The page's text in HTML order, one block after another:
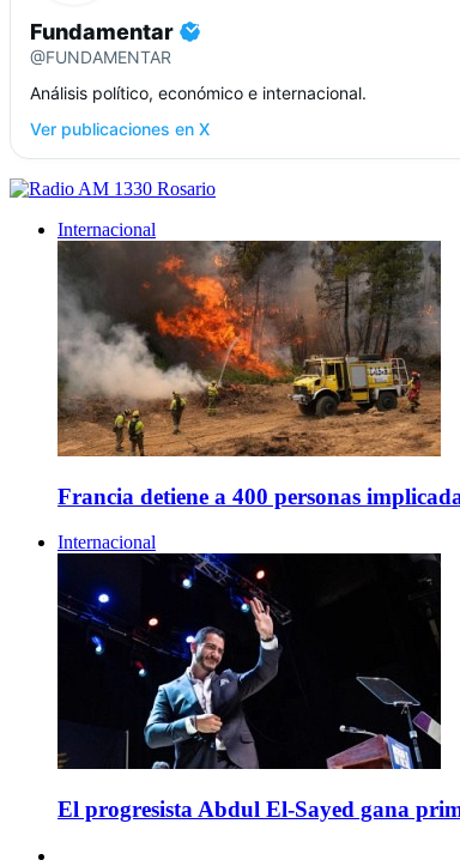
Fundamentar
@FUNDAMENTAR
Análisis político, económico e internacional.
Ver publicaciones en X
Internacional
Francia detiene a 400 personas
Internacional
El progresista Abdul El-Sayed gana